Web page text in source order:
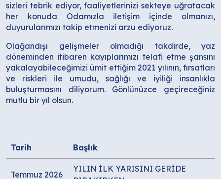
sizleri tebrik ediyor, faaliyetlerinizi sekteye uğratacak
her konuda Odamızla iletişim içinde olmanızı,
duyurularımızı takip etmenizi arzu ediyoruz.
Olağandışı gelişmeler olmadığı takdirde, yaz
döneminden itibaren kayıplarımızı telafi etme şansını
yakalayabileceğimizi ümit ettiğim 2021 yılının, fırsatları
ve riskleri ile umudu, sağlığı ve iyiliği insanlıkla
buluşturmasını diliyorum. Gönlünüzce geçireceğiniz
mutlu bir yıl olsun.
Tarih Başlık
Temmuz 2026
YILIN İLK YARISINI GERİDE